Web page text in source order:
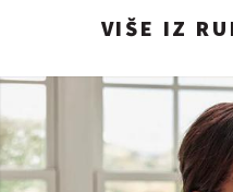
VIŠE IZ